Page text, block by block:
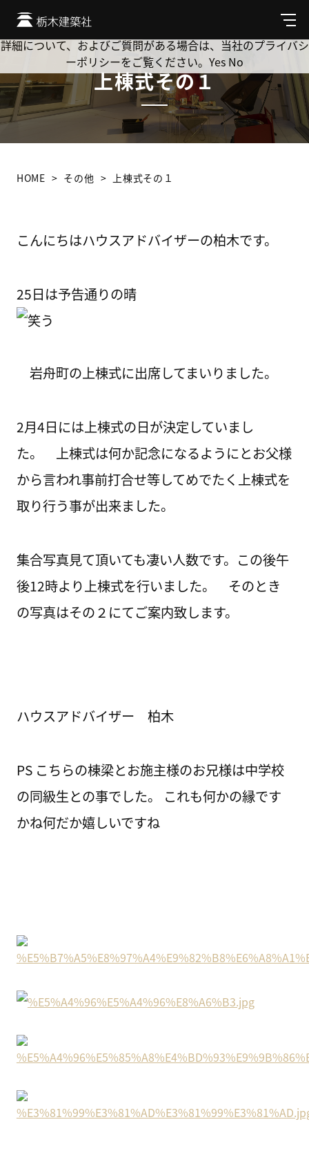
メ
ニ
ュ
上棟式その１
HOME その他 上棟式その１
こんにちはハウスアドバイザーの柏木です。
25日は予告通りの晴
岩舟町の上棟式に出席してまいりました。
2月4日には上棟式の日が決定していまし
た。 上棟式は何か記念になるようにとお父様
から言われ事前打合せ等してめでたく上棟式を
取り行う事が出来ました。
集合写真見て頂いても凄い人数です。この後午
後12時より上棟式を行いました。 そのとき
の写真はその２にてご案内致します。
ハウスアドバイザー 柏木
PS こちらの棟梁とお施主様のお兄様は中学校
の同級生との事でした。 これも何かの縁です
かね何だか嬉しいですね
Cookie を使用して、お客様の活動を追跡してもよろしいです
か? 当社ではお客様のプライバシーを極めて重視しています。
詳細について、およびご質問がある場合は、当社のプライバシ
ーポリシーをご覧ください。 Yes No